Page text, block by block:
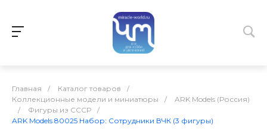
Главная / Каталог товаров
/
Коллекционные модели и миниатюры
/
ARK Models (Россия)
/
Фигуры из СССР
/
ARK Models 80025 Набор: Сотрудники ВЧК (3 фигуры)